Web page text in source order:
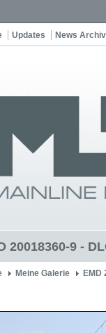
Updates News Archiv
20018360-9 -
Meine Galerie EMD